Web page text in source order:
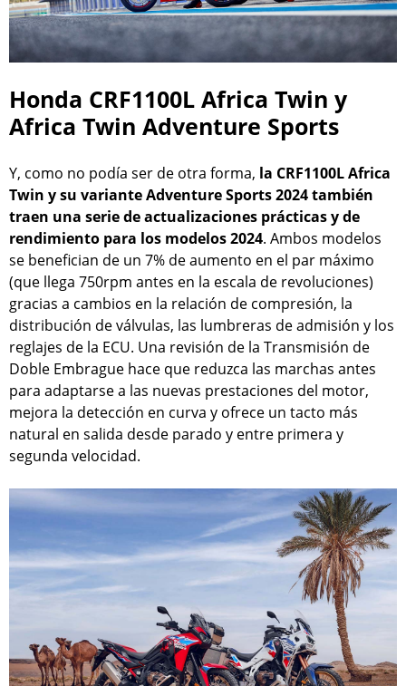
Honda CRF1100L Africa Twin y
Africa Twin Adventure Sports
Y, como no podía ser de otra forma, la CRF1100L Africa
Twin y su variante Adventure Sports 2024 también
traen una serie de actualizaciones prácticas y de
rendimiento para los modelos 2024. Ambos modelos
se benefician de un 7% de aumento en el par máximo
(que llega 750rpm antes en la escala de revoluciones)
gracias a cambios en la relación de compresión, la
distribución de válvulas, las lumbreras de admisión y los
reglajes de la ECU. Una revisión de la Transmisión de
Doble Embrague hace que reduzca las marchas antes
para adaptarse a las nuevas prestaciones del motor,
mejora la detección en curva y ofrece un tacto más
natural en salida desde parado y entre primera y
segunda velocidad.